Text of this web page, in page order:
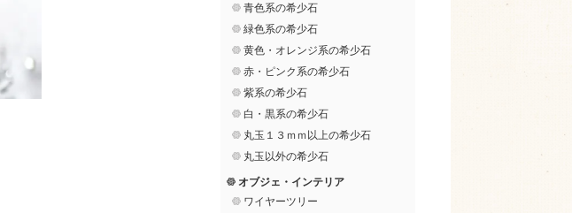
青色系の希少石
緑色系の希少石
黄色・オレンジ系の希少石
赤・ピンク系の希少石
紫系の希少石
白・黒系の希少石
丸玉１３ｍｍ以上の希少石
丸玉以外の希少石
オブジェ・インテリア
ワイヤーツリー